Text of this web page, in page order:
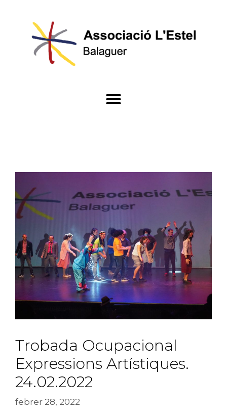
Trobada Ocupacional
Expressions Artístiques.
24.02.2022
febrer 28, 2022